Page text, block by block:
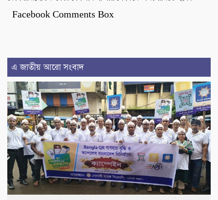
Facebook Comments Box
এ জাতীয় আরো সংবাদ